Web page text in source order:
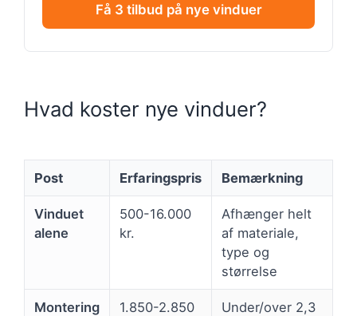
Få 3 tilbud på nye vinduer
Hvad koster nye vinduer?
Post Erfaringspris Bemærkning
Vinduet
alene
500-16.000
kr.
Afhænger helt
af materiale,
type og
størrelse
Montering
1.850-2.850
Under/over 2,3